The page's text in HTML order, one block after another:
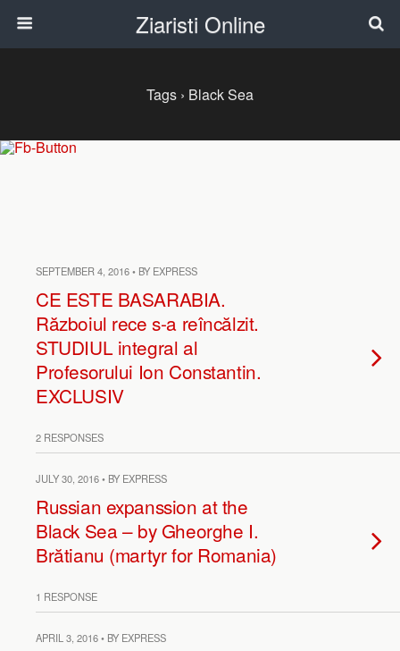
Ziaristi Online
Tags › Black Sea
SEPTEMBER 4, 2016 • BY EXPRESS
CE ESTE BASARABIA.
Războiul rece s-a reîncălzit.
STUDIUL integral al
Profesorului Ion Constantin.
EXCLUSIV
2 RESPONSES
JULY 30, 2016 • BY EXPRESS
Russian expanssion at the
Black Sea – by Gheorghe I.
Brătianu (martyr for Romania)
1 RESPONSE
APRIL 3, 2016 • BY EXPRESS